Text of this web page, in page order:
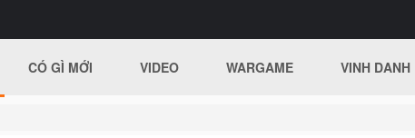
CÓ GÌ MỚI VIDEO WARGAME VINH DANH